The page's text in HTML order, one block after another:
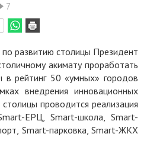
7
развитию столицы Президент
акимату проработать
в рейтинг 50 «умных» городов
внедрения инновационных
проводится реализация
ЕРЦ, Smart-школа, Smart-
Smart-парковка, Smart-ЖКХ